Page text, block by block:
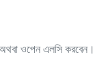
ওপেন এলসি করবেন।